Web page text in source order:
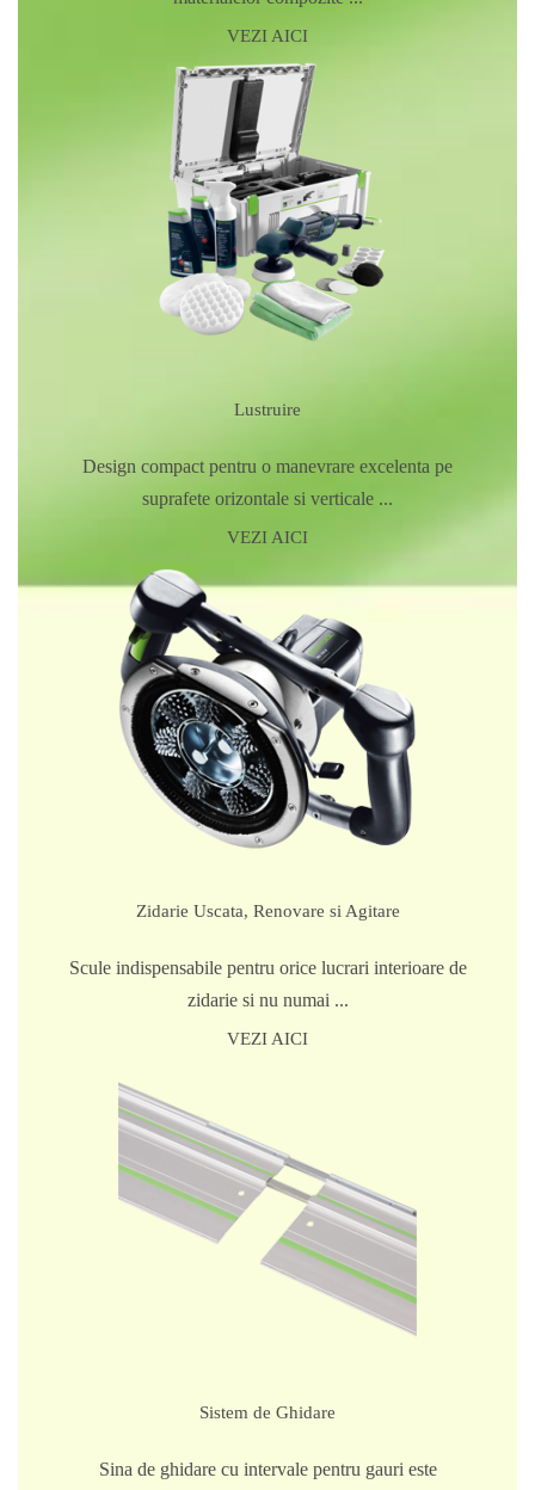
VEZI AICI
Lustruire
Design compact pentru o manevrare excelenta pe
suprafete orizontale si verticale ...
VEZI AICI
Zidarie Uscata, Renovare si Agitare
Scule indispensabile pentru orice lucrari interioare de
zidarie si nu numai ...
VEZI AICI
Sistem de Ghidare
Sina de ghidare cu intervale pentru gauri este